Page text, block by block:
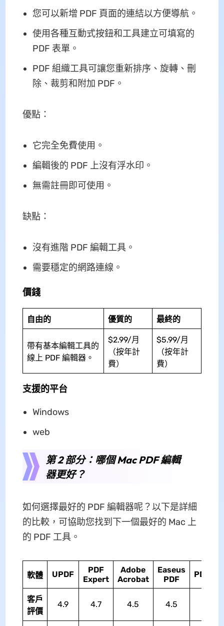
您可以新增 PDF 頁面的連結以方便導航。
使用各種互動式按鈕和工具建立可填寫的
PDF 表單。
PDF 組織工具可讓您重新排序、旋轉、刪
除、裁剪和附加 PDF。
優點：
它完全免費使用。
編輯後的 PDF 上沒有浮水印。
無需註冊即可使用。
缺點：
沒有進階 PDF 編輯工具。
需要穩定的網路連線。
價錢
自由的 優質的 最終的
帶有基本編輯工具的
線上 PDF 編輯器。
$2.99/月
（按年計
費）
$5.99/月
（按年計
費）
支援的平台
Windows
web
第 2 部分：哪個 Mac PDF 編輯
器更好？
如何選擇最好的 PDF 編輯器呢？以下是詳細
的比較，可協助您找到下一個最好的 Mac 上
的 PDF 工具。
軟體 UPDF
PDF
Expert
Adobe
Acrobat
Easeus
PDF
客戶
評價
4.9 4.7 4.5 4.5